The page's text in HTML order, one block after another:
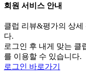
회원 서비스 안내
클럽 리뷰&평가의 상세
다.
로그인 후 내게 맞는 클
를 이용할 수 있습니다.
로그인 바로가기